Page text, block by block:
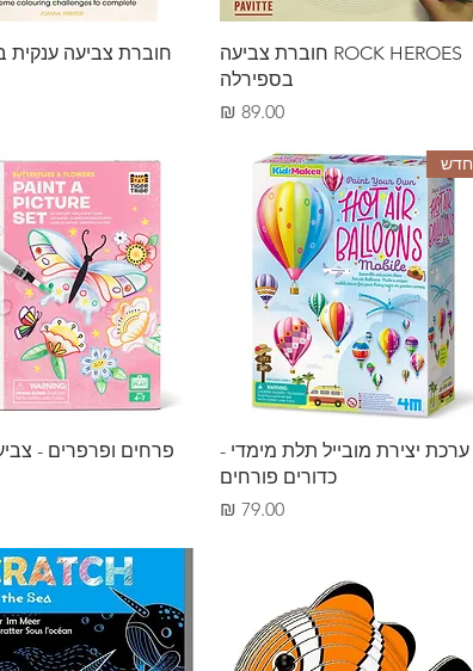
תצוגה מהירהROCK HEROES חוברת צביעה
בספירלה
מחיר‏89.00 ‏₪
תצוגה מהירה
חוברת צביעה ענקית
תצוגה מהירה
חדש
ערכת יצירת מובייל תלת מימדי -
כדורים פורחים
מחיר‏79.00 ‏₪
תצוגה מהירה
פרחים ופרפרים -